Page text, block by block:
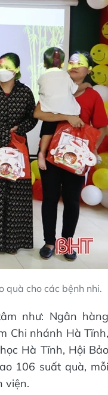
quà cho các bệnh nhi.
như: Ngân hàng
Chi nhánh Hà Tĩnh,
Hà Tĩnh, Hội Bảo
106 suất quà, mỗi
viện.